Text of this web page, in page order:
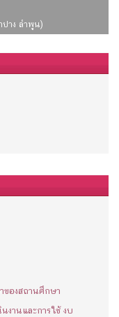
ปาง ลำพูน)
องสถานศึกษา
งานและการใช้ งบ